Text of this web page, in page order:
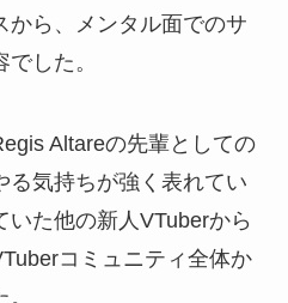
から、メンタル面でのサ
した。
Altareの先輩としての
る気持ちが強く表れてい
いた他の新人VTuberから
コミュニティ全体か